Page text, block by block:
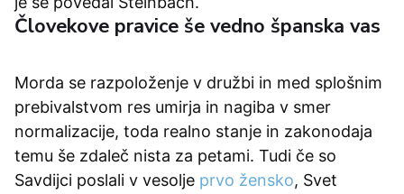
Človekove pravice še vedno španska vas
Morda se razpoloženje v družbi in med splošnim
prebivalstvom res umirja in nagiba v smer
normalizacije, toda realno stanje in zakonodaja
temu še zdaleč nista za petami. Tudi če so
Savdijci poslali v vesolje prvo žensko, Svet